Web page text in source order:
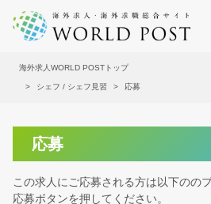
海外求人WORLD POSTトップ
シェフ / シェフ見習 応募
応募
この求人にご応募される方は以下のの
応募ボタンを押してください。